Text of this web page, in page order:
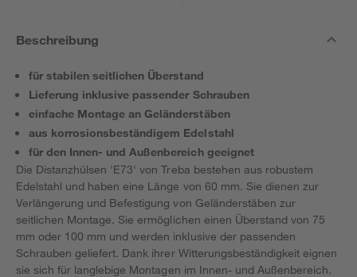
Beschreibung
für stabilen seitlichen Überstand
Lieferung inklusive passender Schrauben
einfache Montage an Geländerstäben
aus korrosionsbeständigem Edelstahl
für den Innen- und Außenbereich geeignet
Die Distanzhülsen 'E73' von Treba bestehen aus robustem
Edelstahl und haben eine Länge von 60 mm. Sie dienen zur
Verlängerung und Befestigung von Geländerstäben zur
seitlichen Montage. Sie ermöglichen einen Überstand von 75
mm oder 100 mm und werden inklusive der passenden
Schrauben geliefert. Dank ihrer Witterungsbeständigkeit eignen
sie sich für langlebige Montagen im Innen- und Außenbereich.